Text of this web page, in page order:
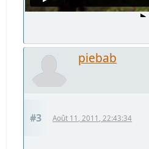
piebab
#3 Août 11, 2011, 22:43:34